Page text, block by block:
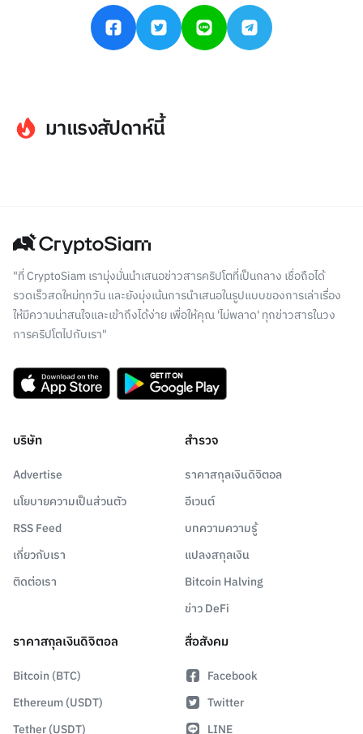
มาแรงสัปดาห์นี้
"ที่ CryptoSiam เรามุ่งมั่นนำเสนอข่าวสารคริปโตที่เป็นกลาง เชื่อถือได้
รวดเร็วสดใหม่ทุกวัน และยังมุ่งเน้นการนำเสนอในรูปแบบของการเล่าเรื่อง
ให้มีความน่าสนใจและเข้าถึงได้ง่าย เพื่อให้คุณ 'ไม่พลาด' ทุกข่าวสารในวง
การคริปโตไปกับเรา"
บริษัท
Advertise
นโยบายความเป็นส่วนตัว
RSS Feed
เกี่ยวกับเรา
ติดต่อเรา
สำรวจ
ราคาสกุลเงินดิจิตอล
อีเวนต์
บทความความรู้
แปลงสกุลเงิน
Bitcoin Halving
ข่าว DeFi
ราคาสกุลเงินดิจิตอล
Bitcoin (BTC)
Ethereum (USDT)
Tether (USDT)
สื่อสังคม
Facebook
Twitter
LINE